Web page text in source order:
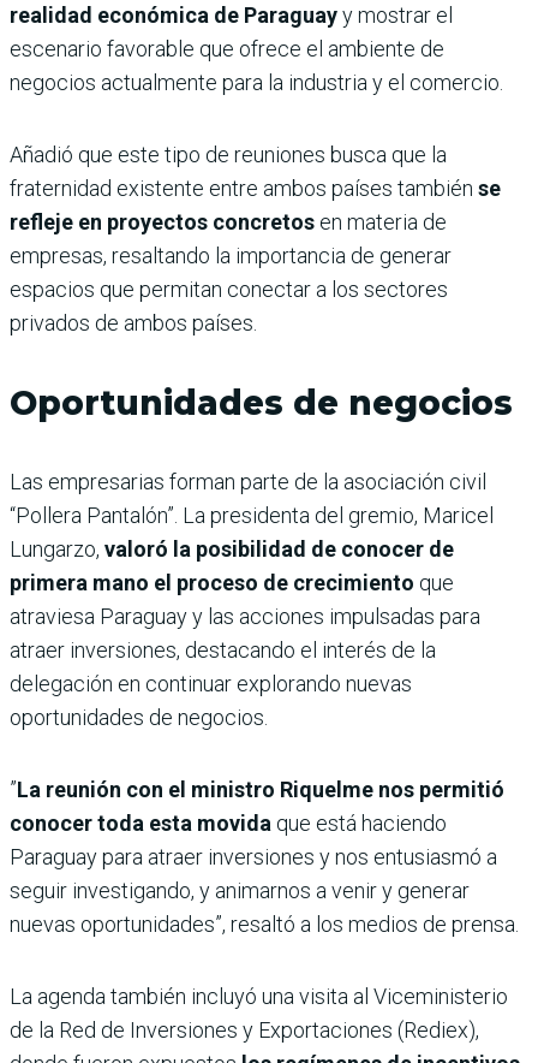
realidad económica de Paraguayy mostrar el
escenario favorable que ofrece el ambiente de
negocios actualmente para la industria y el comercio.
Añadió que este tipo de reuniones busca que la
fraternidad existente entre ambos países también se
refleje en proyectos concretos en materia de
empresas, resaltando la importancia de generar
espacios que permitan conectar a los sectores
privados de ambos países.
Oportunidades de negocios
Las empresarias forman parte de la asociación civil
“Pollera Pantalón”. La presidenta del gremio, Maricel
Lungarzo, valoró la posibilidad de conocer de
primera mano el proceso de crecimiento que
atraviesa Paraguay y las acciones impulsadas para
atraer inversiones, destacando el interés de la
delegación en continuar explorando nuevas
oportunidades de negocios.
”La reunión con el ministro Riquelme nos permitió
conocer toda esta movida que está haciendo
Paraguay para atraer inversiones y nos entusiasmó a
seguir investigando, y animarnos a venir y generar
nuevas oportunidades”, resaltó a los medios de prensa.
La agenda también incluyó una visita al Viceministerio
de la Red de Inversiones y Exportaciones (Rediex),